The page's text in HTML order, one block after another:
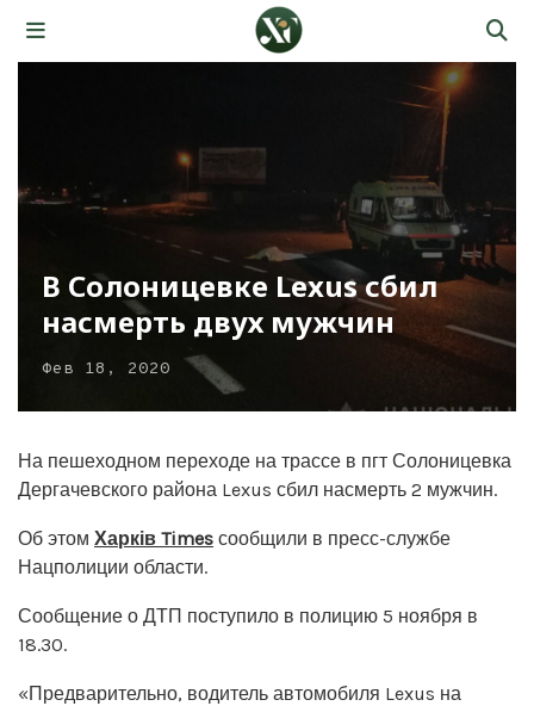
В Солоницевке Lexus сбил
насмерть двух мужчин
Фев 18, 2020
На пешеходном переходе на трассе в пгт Солоницевка
Дергачевского района Lexus сбил насмерть 2 мужчин.
Об этом Харків Times сообщили в пресс-службе
Нацполиции области.
Сообщение о ДТП поступило в полицию 5 ноября в
18.30.
«Предварительно, водитель автомобиля Lexus на